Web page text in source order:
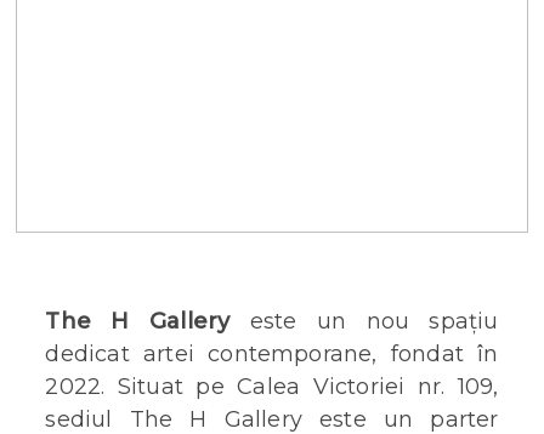
The H Galleryeste un nou spațiu
dedicat artei contemporane, fondat în
2022. Situat pe Calea Victoriei nr. 109,
sediul The H Gallery este un parter